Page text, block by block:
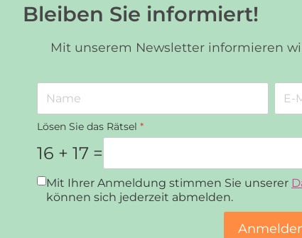
Bleiben Sie informiert!
Mit unserem Newsletter informieren
Lösen Sie das Rätsel *
16 + 17 =
Datenschutz*
Mit Ihrer Anmeldung stimmen Sie unserer
können sich jederzeit abmelden.